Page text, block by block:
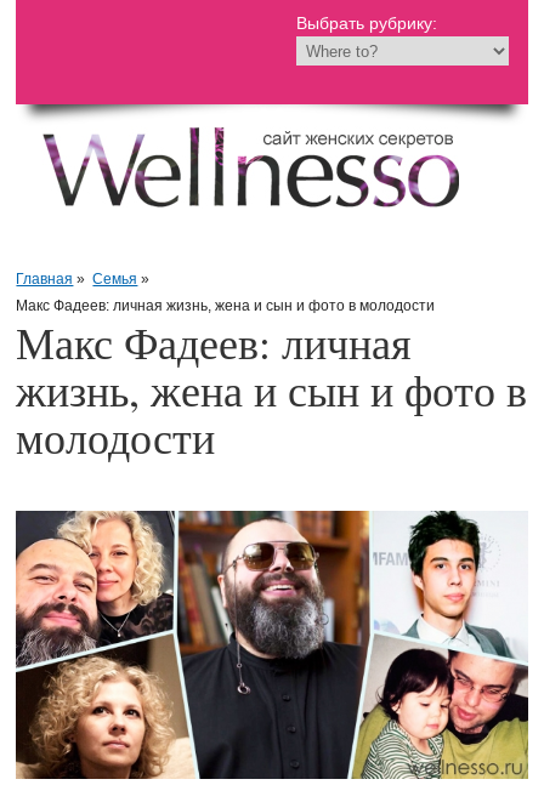
Выбрать рубрику:
Главная » Семья »
Макс Фадеев: личная жизнь, жена и сын и фото в молодости
Макс Фадеев: личная
жизнь, жена и сын и фото в
молодости